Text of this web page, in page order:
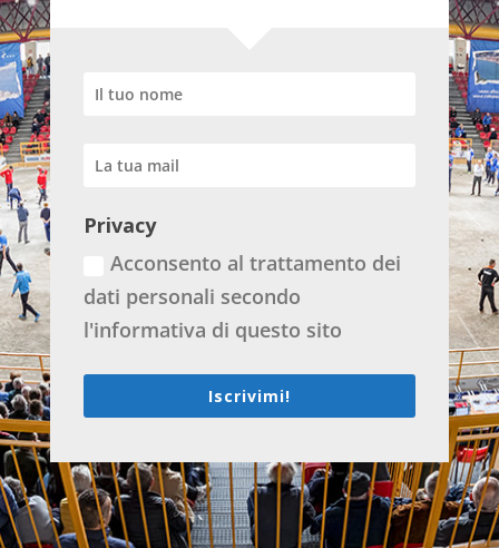
Privacy
Acconsento al trattamento dei
dati personali secondo
l'informativa di questo sito
Iscrivimi!